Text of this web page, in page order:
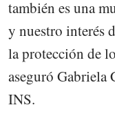
también es una
y nuestro interés
la protección de
aseguró Gabriela
INS.